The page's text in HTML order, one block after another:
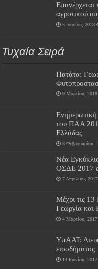
Επανέρχεται
αγροτικού
5 Ιουνίου, 2018
Τυχαία Σειρά
Πατάτα:
9 Μαρτίου, 2018
του ΠΑΑ
Ελλάδας
8 Φεβρουαρίου,
Νέα
ΟΣΔΕ 2017
7 Απριλίου, 2017
Μέχρι τις 13
Γεωργία και
4 Μαρτίου, 2017
ΥπΑΑΤ:
εισοδήματος
13 Ιουνίου, 2017